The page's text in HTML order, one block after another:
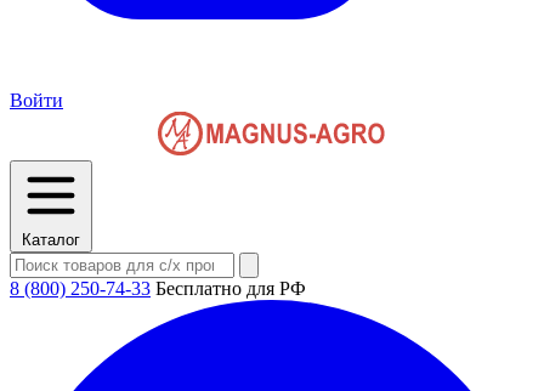
Войти
Каталог
8 (800) 250-74-33 Бесплатно для РФ